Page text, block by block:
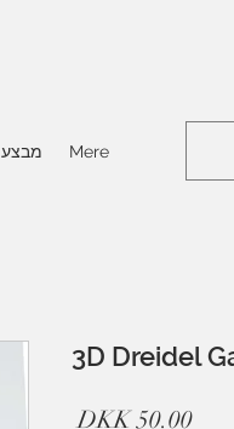
מבצע Mere
3D Dreidel